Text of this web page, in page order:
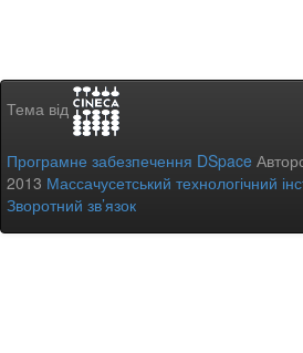
Тема від
Програмне забезпечення DSpace
2013 Массачусетський технологічний
Зворотний зв’язок